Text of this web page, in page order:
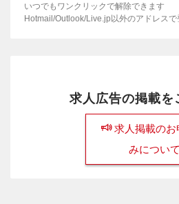
いつでもワンクリックで解除できます
Hotmail/Outlook/Live.jp以外のアドレス
求人広告の掲載を
求人掲載のお
みについて